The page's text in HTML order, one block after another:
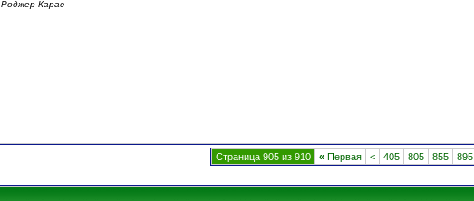
Роджер Карас
Страница 905 из 910 « Первая < 405 805 855 895